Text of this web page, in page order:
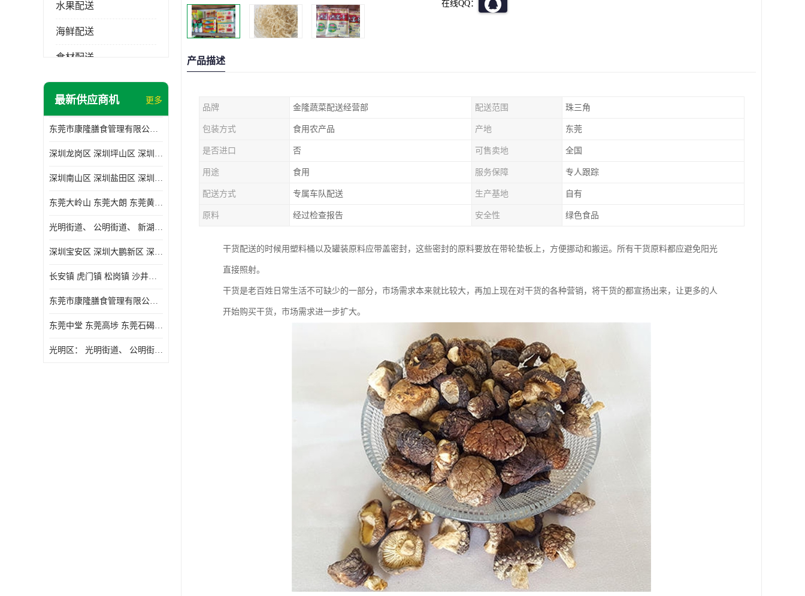
水果配送
海鲜配送
食材配送
最新供应商机 更多
东莞市康隆膳食管理有限公司主要经营蔬菜配送 东莞食堂承包 光明蔬菜配送 深圳市食堂承包 深圳市蔬菜配送等业务 欢迎咨询了解
深圳龙岗区 深圳坪山区 深圳光明区 深圳龙华区
深圳南山区 深圳盐田区 深圳福田区 深圳罗湖区 深圳龙岗区
东莞大岭山 东莞大朗 东莞黄江 东莞樟木头 蔬菜配送
光明街道、 公明街道、 新湖街道、
深圳宝安区 深圳大鹏新区 深圳特别合作区
长安镇 虎门镇 松岗镇 沙井镇 公明镇 莞城街道 南城街道 东城街道 万江街道 石碣镇 石龙镇 茶山镇 石排镇 企石镇 横沥镇
东莞市康隆膳食管理有限公司 长安蔬菜配送 虎门蔬菜配送 大岭山蔬菜配送
东莞中堂 东莞高埗 东莞石碣 东莞望牛墩 东莞洪梅 东莞道滘 东莞石龙镇 东莞石排镇
光明区： 光明街道、 公明街道、 新湖街道、 凤凰街道、 玉塘街道、 马田街道
在线QQ：
产品描述
品牌 金隆蔬菜配送经营部 配送范围 珠三角
包装方式 食用农产品 产地 东莞
是否进口 否 可售卖地 全国
用途 食用 服务保障 专人跟踪
配送方式 专属车队配送 生产基地 自有
原料 经过检查报告 安全性 绿色食品
干货配送的时候用塑料桶以及罐装原料应带盖密封，这些密封的原料要放在带轮垫板上，方便挪动和搬运。所有干货原料都应避免阳光
直接照射。
干货是老百姓日常生活不可缺少的一部分，市场需求本来就比较大，再加上现在对干货的各种营销，将干货的都宣扬出来，让更多的人
开始购买干货，市场需求进一步扩大。